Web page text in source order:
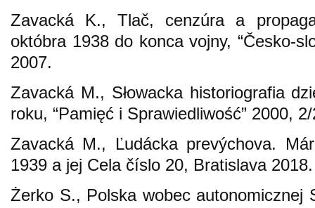
Zavacká K., Tlač, cenzúra a
októbra 1938 do konca vojny, “Česko-
2007.
Zavacká M., Słowacka historiografia
roku, “Pamięć i Sprawiedliwość” 2000,
Zavacká M., Ľudácka prevýchova.
1939 a jej Cela číslo 20, Bratislava 2018.
Żerko S., Polska wobec autonomicznej